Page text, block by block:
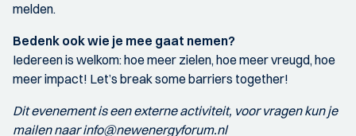
melden.
Bedenk ook wie je mee gaat nemen?
Iedereen is welkom: hoe meer zielen, hoe meer vreugd, hoe
meer impact! Let’s break some barriers together!
Dit evenement is een externe activiteit, voor vragen kun je
mailen naar info@newenergyforum.nl